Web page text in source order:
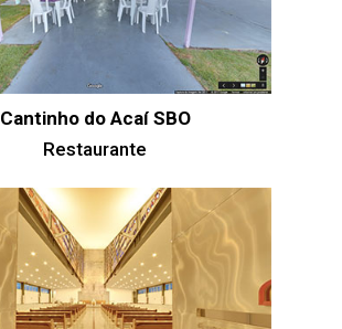
Cantinho do Acaí SBO
Restaurante